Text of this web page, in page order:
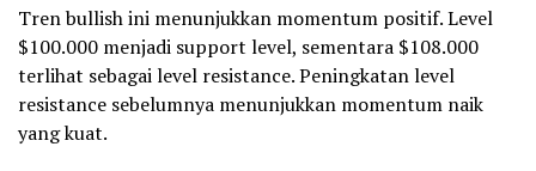
Tren bullish ini menunjukkan momentum positif. Level
$100.000 menjadi support level, sementara $108.000
terlihat sebagai level resistance. Peningkatan level
resistance sebelumnya menunjukkan momentum naik
yang kuat.